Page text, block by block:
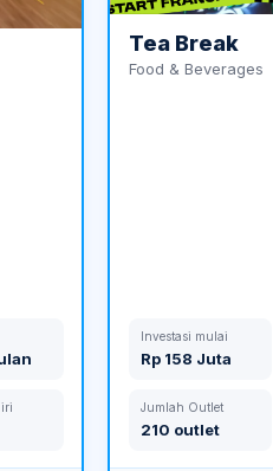
Tea Break
Food & Beverages
Investasi mulai
Rp 158 Juta
Jumlah Outlet
210 outlet